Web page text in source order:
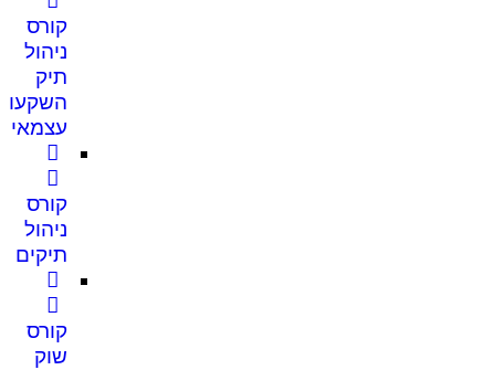
קורס
ניהול
תיק
עצמאי
קורס
ניהול
תיקים
קורס
שוק